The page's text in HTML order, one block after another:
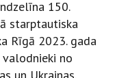
150.
starptautiska
Rīgā 2023. gada
no